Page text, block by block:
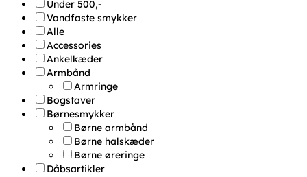
Under 500,-
Vandfaste smykker
Alle
Accessories
Ankelkæder
Armbånd
Armringe
Bogstaver
Børnesmykker
Børne armbånd
Børne halskæder
Børne øreringe
Dåbsartikler